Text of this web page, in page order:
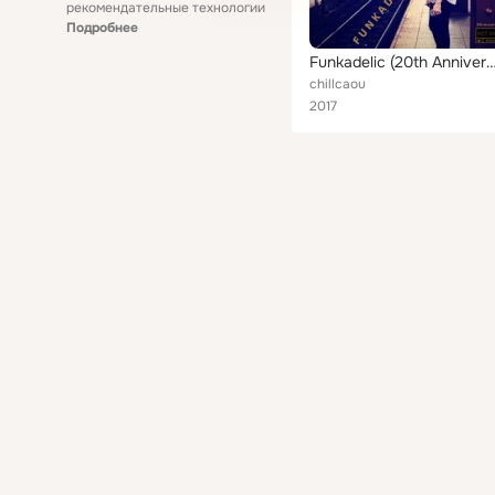
рекомендательные технологии
Подробнее
Funkadelic (20th Anniversary Remastered Edition 2017)
chillcaou
2017